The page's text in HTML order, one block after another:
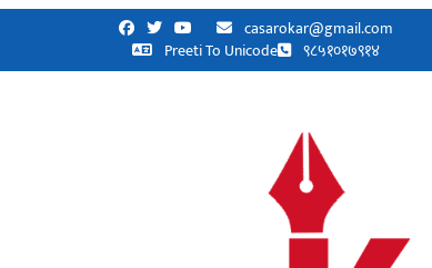
casarokar@gmail.com
Preeti To Unicode
९८५१०१७९१४